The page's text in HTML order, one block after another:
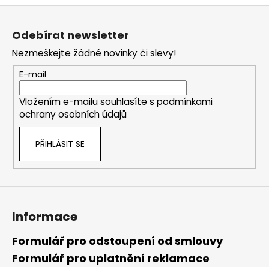
Odebírat newsletter
Nezmeškejte žádné novinky či slevy!
E-mail
Vložením e-mailu souhlasíte s podmínkami
ochrany osobních údajů
PŘIHLÁSIT SE
Informace
Formulář pro odstoupení od smlouvy
Formulář pro uplatnění reklamace